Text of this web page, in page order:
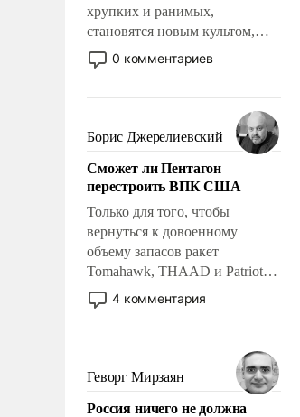
хрупких и ранимых,
становятся новым культом,
постепенно вытесняя и
отменяя традиционное
мужественным и твердым под
ударами судьбы, брать на себя
ответственность, помогать
слабым, идти вперед и
адаптироваться.
0 комментариев
Борис Джерелиевский
Сможет ли Пентагон
перестроить ВПК США
Только для того, чтобы
вернуться к довоенному
объему запасов ракет
Tomahawk, THAAD и Patriot
США потребуется более трех
лет. Даже небольшая война с
Сложившаяся ситуация
означает многолетний период
уязвимости США, например,
4 комментария
Геворг Мирзаян
Россия ничего не должна